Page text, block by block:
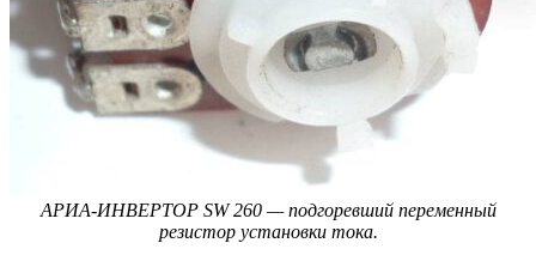
АРИА-ИНВЕРТОР SW 260 — подгоревший переменный
резистор установки тока.